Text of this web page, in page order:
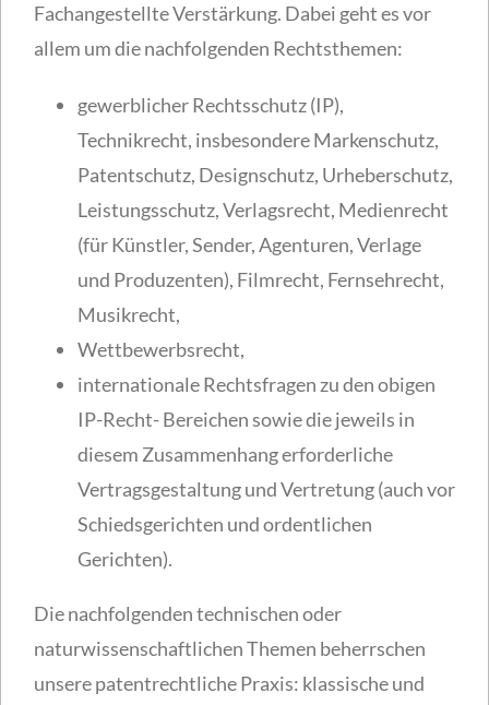
Fachangestellte Verstärkung. Dabei geht es vor
allem um die nachfolgenden Rechtsthemen:
gewerblicher Rechtsschutz (IP),
Technikrecht, insbesondere Markenschutz,
Patentschutz, Designschutz, Urheberschutz,
Leistungsschutz, Verlagsrecht, Medienrecht
(für Künstler, Sender, Agenturen, Verlage
und Produzenten), Filmrecht, Fernsehrecht,
Musikrecht,
Wettbewerbsrecht,
internationale Rechtsfragen zu den obigen
IP-Recht- Bereichen sowie die jeweils in
diesem Zusammenhang erforderliche
Vertragsgestaltung und Vertretung (auch vor
Schiedsgerichten und ordentlichen
Gerichten).
Die nachfolgenden technischen oder
naturwissenschaftlichen Themen beherrschen
unsere patentrechtliche Praxis: klassische und